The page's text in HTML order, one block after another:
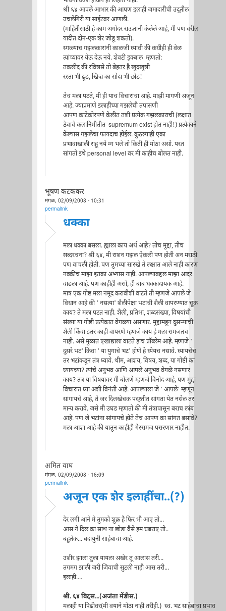
श्री ६४ आपले आभार की आपण इलाही जमादारींची उदूतील
उचलेगिरी या साईटवर आणली.
(माहितीसाठी हे काम अगोदर राऊतांनी केलेले आहे, मी पण वरील
यादीत दोन-एक शेर जोडू शकतो).
स्गळ्याच गझलकारांनी काळजी घ्यावी की कधीही ही वेळ
त्यांच्यावर येऊ देऊ नये. शेवटी इ़क्बाल म्हणतो:
तकलीद की रविशसे तो बेहतर है खुदखुशी
रस्ता भी ढूंढ, खिज्र का सौदा भी छोड!
तेच मला पटते, मी ही याच विचारांचा आहे. माझी मागणी अजून
आहे. ज्याप्रमाणे इलाहींच्या गझलेची तपासणी
आपण काटेकोरपणे केलीत तशी प्रत्येक गझलकाराची (लक्षात
ठेवावे कलानिमीतीत supremum exist होत नाही!) प्रत्येकाने
केल्यास गझलेचा फायदाच होईल. कुठल्याही एका
प्रभावाखाली राहू नये म्ग भले तो किती ही मोठा असो. परत
सांगतो इथे personal level वर मी काहीच बोलत नाही.
भूषण कटककर
मंगळ, 02/09/2008 - 10:31
permalink
धक्का
मला धक्का बसला. ह्याला काय अर्थ आहे? तोच मुद्दा, तीच
शब्दरचना? श्री ६४, मी राशन गझल ऐकली पण होती अन मराठी
पण वाचली होती. पण तुमच्या सारखे ते लक्षात आले नाही कारण
नक्कीच माझा इतका अभ्यास नाही. आपल्याबद्दल माझा आदर
वाढला आहे. पण काहीही असो, ही बाब धक्कादायक आहे.
मात्र एक गोष्ट मला नमूद करावीशी वाटते ती म्हणजे आपले जे
विधान आहे की ' नसत्या' शैलीपेक्षा भटांची शैली वापरण्यात चूक
काय? ते मला पटत नाही. शैली, प्रतिभा, शब्दसंख्या, विषयांची
संख्या या गोष्टी प्रत्येकात वेगळ्या असणार. मुद्दामहून दुसर्‍याची
शैली किंवा इतर काही वापरणे म्हणजे काय हे मला समजतच
नाही. असे मुळात एखाद्याला वाटते हाच प्रॉब्लेम आहे. म्हणजे '
दुसरे भट' किंवा ' या युगाचे भट' होणे हे ध्येयच नसावे. घ्यायचेच
तर भटांकडून तंत्र घ्यावे. थीम, आशय, विषय, शब्द, या गोष्टी का
घ्यायच्या? त्यांचे अनुभव आणि आपले अनुभव वेगळे नसणार
काय? तंत्र या विषयावर मी बोलणे म्हणजे विनोद आहे, पण मुद्दा
विचारात घ्या अशी विनंती आहे. आपल्याला जे ' आपले' म्हणून
सांगायचे आहे, ते जर दिलखेचक पद्ध्तीत सांगता येत नसेल तर
मान्य करावे. जसे मी उघड म्हणतो की मी तंत्रापासून बराच लांब
आहे. पण जे भटांना सांगायचे होते तेच आपण का सांगत बसावे?
मला आशा आहे की यातून काहीही गैरसमज पसरणार नाहीत.
अमित वाघ
मंगळ, 02/09/2008 - 16:09
permalink
अजून एक शेर इलाहींचा..(?)
देर लगी आने मे तुमको शुक्र है फिर भी आए तो...
आस ने दिल का साथ ना छोडा वैसे हम घबराए तो..
बहूतेक... बदायुनी साहेबांचा आहे.
उशीर झाला तुला यायला अखेर तू आलास तरी...
तगमग झाली जरी जिवाची सुटली नाही आस तरी...
इलाही....
श्री. ६४ बिट्स...(अजंता मेंडीस.)
मलाही या पिढीवर(मी वयाने मोठा नाही तरीही.) स्व. भट साहेबांचा प्रभाव